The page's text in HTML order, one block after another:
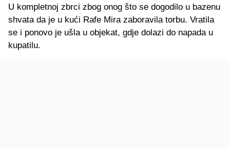
U kompletnoj zbrci zbog onog što se dogodilo u bazenu
shvata da je u kući Rafe Mira zaboravila torbu. Vratila
se i ponovo je ušla u objekat, gdje dolazi do napada u
kupatilu.